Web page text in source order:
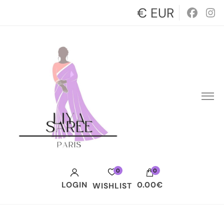
€ EUR
LOGIN
0
WISHLIST
0
0.00€